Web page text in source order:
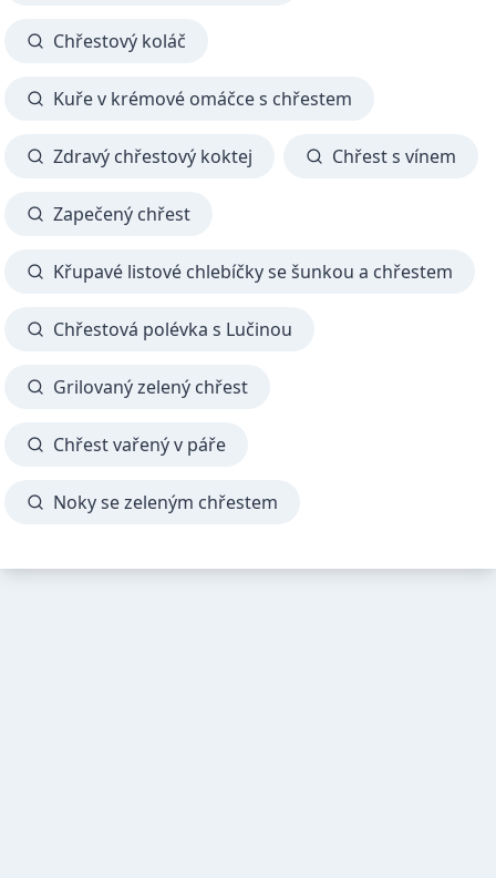
Chřestový koláč
Kuře v krémové omáčce s chřestem
Zdravý chřestový koktej Chřest s vínem
Zapečený chřest
Křupavé listové chlebíčky se šunkou a chřestem
Chřestová polévka s Lučinou
Grilovaný zelený chřest
Chřest vařený v páře
Noky se zeleným chřestem